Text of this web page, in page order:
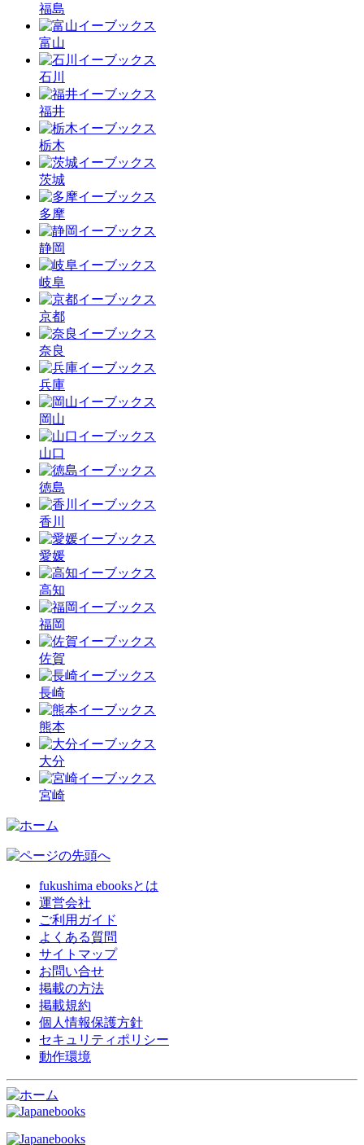
福島
富山
石川
福井
栃木
茨城
多摩
静岡
岐阜
京都
奈良
兵庫
岡山
山口
徳島
香川
愛媛
高知
福岡
佐賀
長崎
熊本
大分
宮崎
fukushima ebooksとは
運営会社
ご利用ガイド
よくある質問
サイトマップ
お問い合せ
掲載の方法
掲載規約
個人情報保護方針
セキュリティポリシー
動作環境